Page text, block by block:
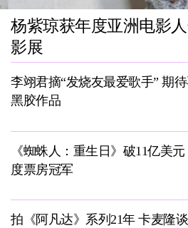
杨紫琼获年度亚洲电影
影展
李翊君摘“发烧友最爱歌手” 期
黑胶作品
《蜘蛛人：重生日》破11亿美
度票房冠军
拍《阿凡达》系列21年 卡麦隆